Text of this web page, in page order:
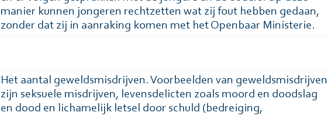
manier kunnen jongeren rechtzetten wat zij fout hebben gedaan,
zonder dat zij in aanraking komen met het Openbaar Ministerie.
Het aantal geweldsmisdrijven. Voorbeelden van geweldsmisdrijven
zijn seksuele misdrijven, levensdelicten zoals moord en doodslag
en dood en lichamelijk letsel door schuld (bedreiging,